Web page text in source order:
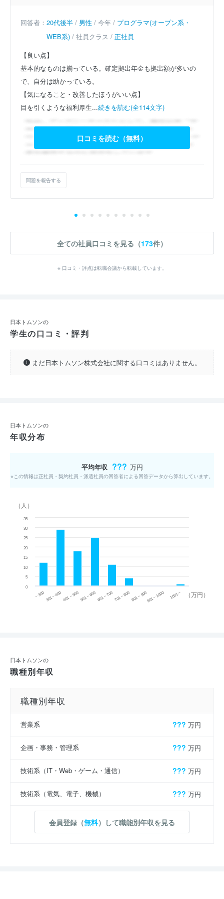
回答者： 20代後半 / 男性 / 今年 / プログラマ(オープン系・
WEB系) / 社員クラス / 正社員
【良い点】
基本的なものは揃っている。確定拠出年金も拠出額が多いの
で、自分は助かっている。
【気になること・改善したほうがいい点】
目を引くような福利厚生...続きを読む(全114文字)
口コミを読む（無料）
問題を報告する
全ての社員口コミを見る（173件）
※ 口コミ・評点は転職会議から転載しています。
日本トムソンの
学生の口コミ・評判
まだ日本トムソン株式会社に関する口コミはありません。
日本トムソンの
年収分布
平均年収 ??? 万円
※この情報は正社員・契約社員・派遣社員の回答者による回答データから算出しています。
（万円）
（人）
~ 300 301 ~ 400 401 ~ 500501 ~ 600601 ~ 700701 ~ 800801 ~ 900901 ~ 1000 1001 ~
0
5
10
15
20
25
30
35
日本トムソンの
職種別年収
職種別年収
営業系 ??? 万円
企画・事務・管理系 ??? 万円
技術系（IT・Web・ゲーム・通信） ??? 万円
技術系（電気、電子、機械） ??? 万円
会員登録（無料）して職能別年収を見る